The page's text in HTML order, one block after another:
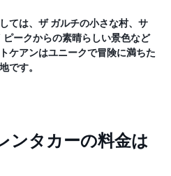
ては、ザ ガルチの小さな村、サ
ークからの素晴らしい景色など
ケアンはユニークで冒険に満ちた
です。
ンタカーの料金は